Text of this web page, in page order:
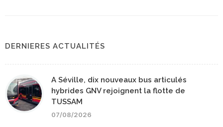
DERNIERES ACTUALITÉS
A Séville, dix nouveaux bus articulés
hybrides GNV rejoignent la flotte de
TUSSAM
07/08/2026